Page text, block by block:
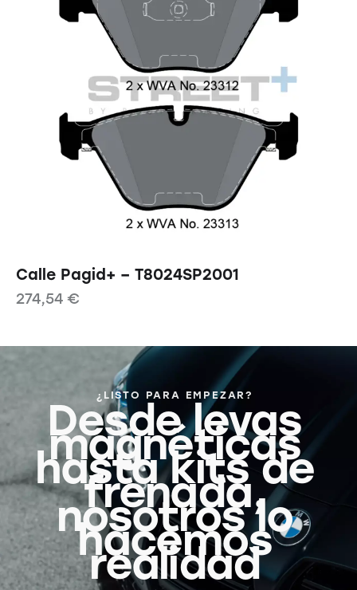
Calle Pagid+ – T8024SP2001
274,54 €
¿LISTO PARA EMPEZAR?
Desde levas
magnéticas
hasta kits de
frenada,
nosotros lo
hacemos
realidad